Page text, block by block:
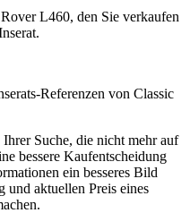
L460, den Sie verkaufen
Referenzen von Classic
Suche, die nicht mehr auf
bessere Kaufentscheidung
ein besseres Bild
aktuellen Preis eines